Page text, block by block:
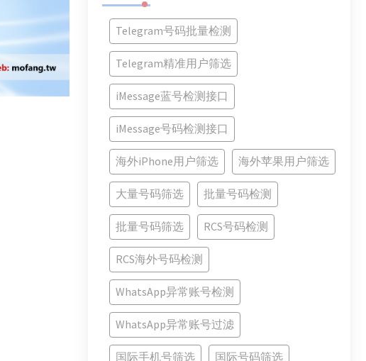
Telegram号码批量检测
Telegram精准用户筛选
iMessage蓝号检测接口
iMessage号码检测接口
海外iPhone用户筛选 海外苹果用户筛选
大量号码筛选 批量号码检测
批量号码筛选 RCS号码检测
RCS海外号码检测
WhatsApp异常账号检测
WhatsApp异常账号过滤
国际手机号筛选 国际号码筛选